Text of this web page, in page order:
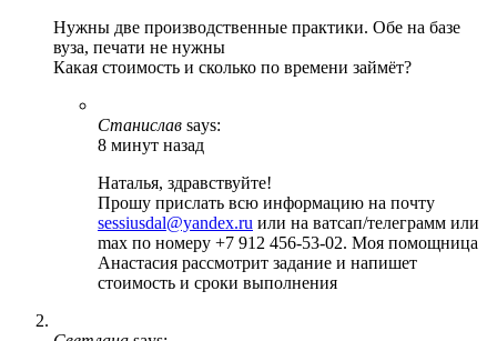
Нужны две производственные практики. Обе на базе
вуза, печати не нужны
Какая стоимость и сколько по времени займёт?
Станислав says:
8 минут назад
Наталья, здравствуйте!
Прошу прислать всю информацию на почту
sessiusdal@yandex.ru или на ватсап/телеграмм или
max по номеру +7 912 456-53-02. Моя помощница
Анастасия рассмотрит задание и напишет
стоимость и сроки выполнения